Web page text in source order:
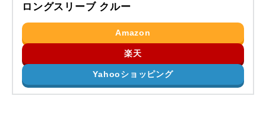
ロングスリーブ クルー
Amazon
楽天
Yahooショッピング